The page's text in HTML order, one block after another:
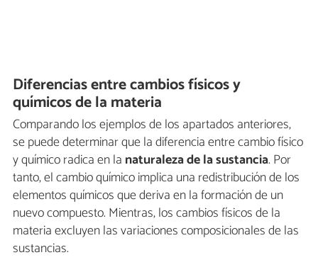
Diferencias entre cambios físicos y
químicos de la materia
Comparando los ejemplos de los apartados anteriores,
se puede determinar que la diferencia entre cambio físico
y químico radica en la naturaleza de la sustancia. Por
tanto, el cambio químico implica una redistribución de los
elementos químicos que deriva en la formación de un
nuevo compuesto. Mientras, los cambios físicos de la
materia excluyen las variaciones composicionales de las
sustancias.